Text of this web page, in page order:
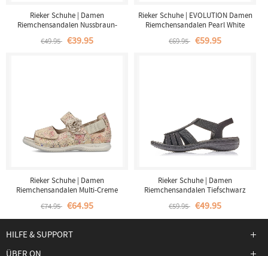
Rieker Schuhe | Damen
Riemchensandalen Nussbraun-
€49.95 €39.95
Rieker Schuhe | EVOLUTION Damen
Riemchensandalen Pearl White
€69.95 €59.95
Rieker Schuhe | Damen
Riemchensandalen Multi-Creme
€74.95 €64.95
Rieker Schuhe | Damen
Riemchensandalen Tiefschwarz
€59.95 €49.95
HILFE & SUPPORT
ÜBER ON